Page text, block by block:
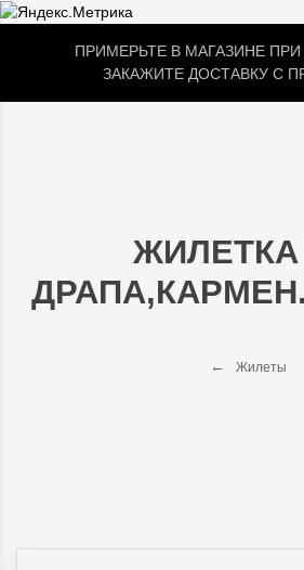
ПРИМЕРЬТЕ В МАГАЗИНЕ
ЗАКАЖИТЕ ДОСТАВКУ С
ЖИЛЕТКА
ДРАПА,КАРМЕН.
Жилеты